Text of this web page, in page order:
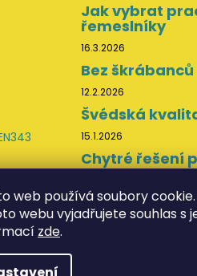
web používá soubory
webu vyjadřujete souhlas s
zde.
Jak vybrat
řemeslníky
16.3.2026
Bez škrábanců
12.2.2026
Švédská
15.1.2026
Chytré řešení
práva vyhrazena.